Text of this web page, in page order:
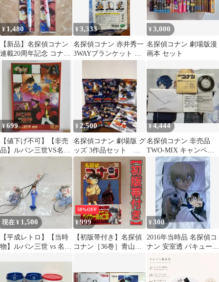
¥1,480
​【新品】名探偵コナン
連載20周年記念 コナン
展 限定 シャーペン＆ボ
ールペン
¥3,333
名探偵コナン 赤井秀一
3WAYブランケット ブ
¥3,000
名探偵コナン 劇場版漫
画本 セット
¥699
【値下げ不可】【非売
品】ルパン三世VS名探
偵コナン THE MOVIE
¥ 2,500
名探偵コナン 劇場版 グ
ッズ 3作品セット お
まけつき
¥4,444
名探偵コナン 非売品
TWO-MIX キャンペー
ンCD
現在 ¥ 1,500
【平成レトロ】【当時
物】ルパン三世 vs 名探
50%OFF
¥999
【初版帯付き】名探偵
コナン［36巻］青山剛
¥300
2016年当時品 名探偵コ
ナン 安室透 バキューン